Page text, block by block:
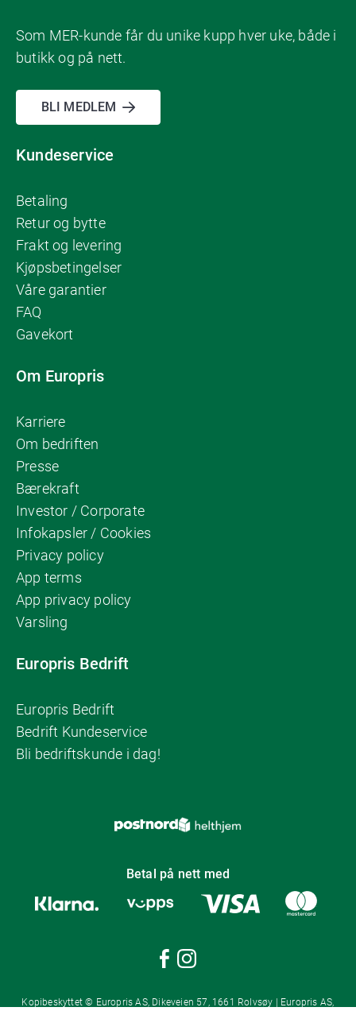
Som MER-kunde får du unike kupp hver uke, både i
butikk og på nett.
BLI MEDLEM
Kundeservice
Betaling
Retur og bytte
Frakt og levering
Kjøpsbetingelser
Våre garantier
FAQ
Gavekort
Om Europris
Karriere
Om bedriften
Presse
Bærekraft
Investor / Corporate
Infokapsler / Cookies
Privacy policy
App terms
App privacy policy
Varsling
Europris Bedrift
Europris Bedrift
Bedrift Kundeservice
Bli bedriftskunde i dag!
Betal på nett med
Kopibeskyttet © Europris AS, Dikeveien 57, 1661 Rolvsøy | Europris AS,